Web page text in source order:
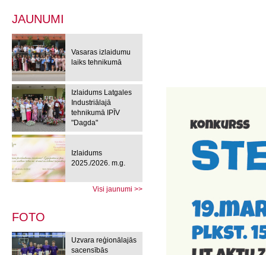
JAUNUMI
Vasaras izlaidumu
laiks tehnikumā
Izlaidums Latgales
Industriālajā
tehnikumā IPĪV
"Dagda"
Izlaidums
2025./2026. m.g.
Visi jaunumi >>
FOTO
Uzvara reģionālajās
sacensībās